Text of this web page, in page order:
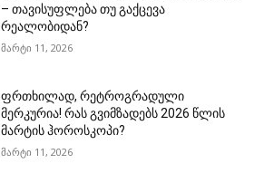
– თავისუფლება თუ გაქცევა
რეალობიდან?
მარტი 11, 2026
ფრთხილად, რეტროგრადული
მერკურია! რას გვიმზადებს 2026 წლის
მარტის ჰოროსკოპი?
მარტი 11, 2026